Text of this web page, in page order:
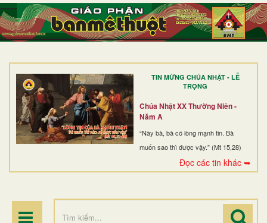
TIN MỪNG CHÚA NHẬT - LỄ
TRỌNG
Chúa Nhật XX Thường Niên -
Năm A
“Này bà, bà có lòng mạnh tin. Bà
muốn sao thì được vậy.” (Mt 15,28)
Đọc các tin khác ➥
TRANG NHẤT
GIỚI THIỆU
DÒNG TU
BAN MỤC VỤ
ĐOÀN THỂ CG
ĐIỂM HÀNH HƯƠNG